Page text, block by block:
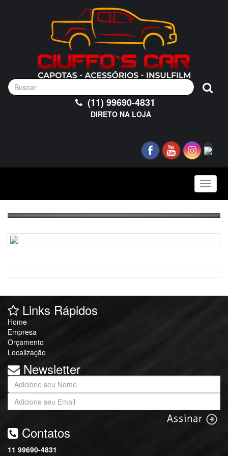
(11) 99690-4831
DIRETO NA LOJA
Toggle
Links Rápidos
Home
Empresa
Orçamento
Localização
Newsletter
Contatos
11 99690-4831